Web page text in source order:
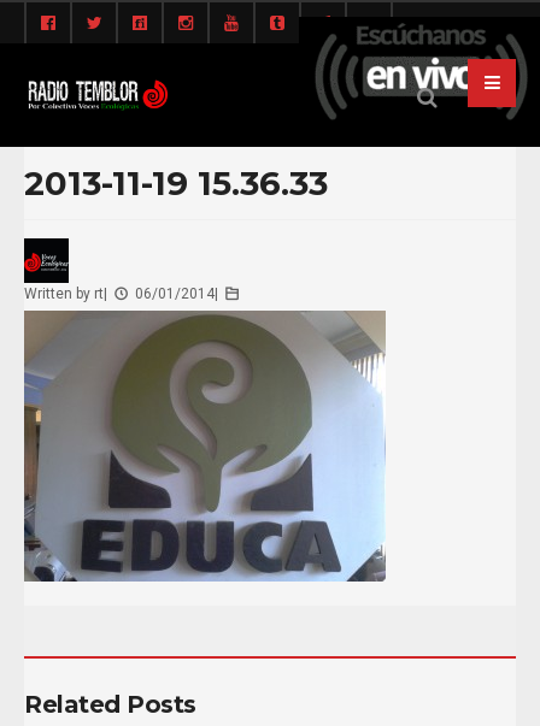
2013-11-19 15.36.33
Written by rt 06/01/2014|
Related Posts